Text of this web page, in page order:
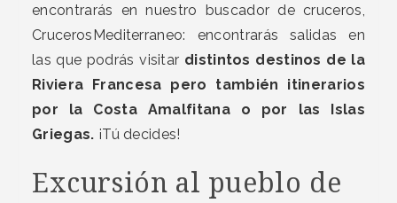
encontrarás en nuestro buscador de cruceros,
CrucerosMediterraneo: encontrarás salidas en
las que podrás visitar distintos destinos de la
Riviera Francesa pero también itinerarios
por la Costa Amalfitana o por las Islas
Griegas. ¡Tú decides!
Excursión al pueblo de